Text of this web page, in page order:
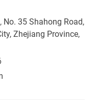
No. 35 Shahong Road,
Zhejiang Province,